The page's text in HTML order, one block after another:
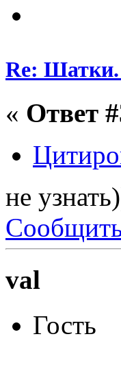
Re: Шатки.
« Ответ
не
val
Гость